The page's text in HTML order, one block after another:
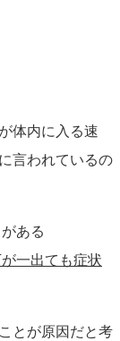
体内に入る速
言われているの
ある
一出ても症状
とが原因だと考